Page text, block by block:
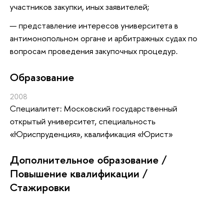
участников закупки, иных заявителей;
представление интересов университета в
антимонопольном органе и арбитражных судах по
вопросам проведения закупочных процедур.
Oбразование
2008
Специалитет: Московский государственный
открытый университет, специальность
«Юриспруденция», квалификация «Юрист»
Дополнительное образование /
Повышение квалификации /
Стажировки